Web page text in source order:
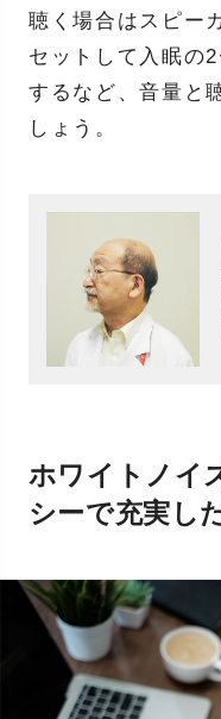
聴く場合はスピー
セットして入眠の
するなど、音量と
しょう。
ホワイトノイ
シーで充実し